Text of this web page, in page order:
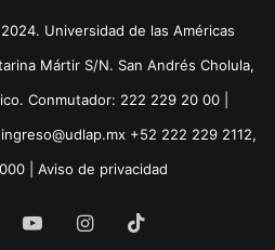
Universidad de las Américas
Mártir S/N. San Andrés Cholula,
Conmutador: 222 229 20 00 |
+52 222 229 2112,
| Aviso de privacidad
YouTubeInstagram